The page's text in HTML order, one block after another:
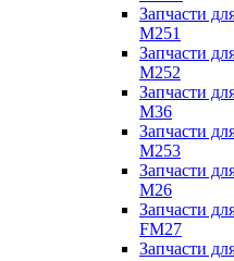
Запчасти
M251
Запчасти
M252
Запчасти
M36
Запчасти
M253
Запчасти
M26
Запчасти
FM27
Запчасти